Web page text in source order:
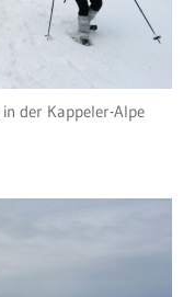
der Kappeler-Alpe